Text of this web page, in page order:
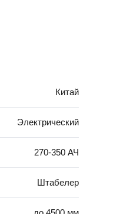
Китай
Электрический
270-350 АЧ
Штабелер